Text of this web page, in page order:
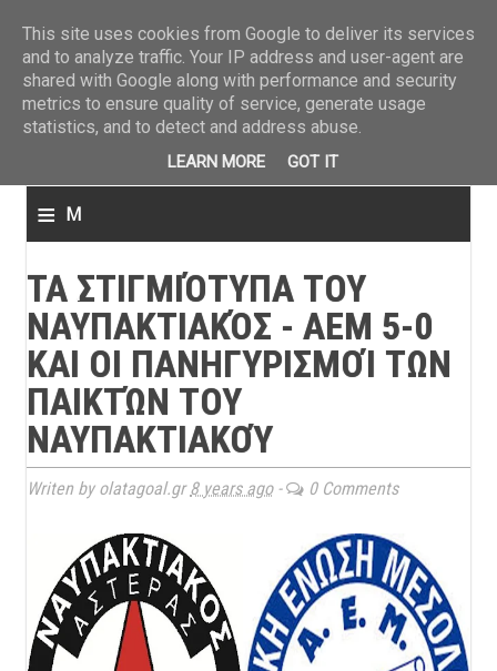
≡ M
n
u
ΤΑ ΣΤΙΓΜΙΌΤΥΠΑ ΤΟΥ
ΝΑΥΠΑΚΤΙΑΚΌΣ - ΑΕΜ 5-0
ΚΑΙ ΟΙ ΠΑΝΗΓΥΡΙΣΜΟΊ ΤΩΝ
ΠΑΙΚΤΏΝ ΤΟΥ
ΝΑΥΠΑΚΤΙΑΚΟΎ
Writen by olatagoal.gr8 years ago- 0 Comments
This site uses cookies from Google to deliver its services
and to analyze traffic. Your IP address and user-agent are
shared with Google along with performance and security
metrics to ensure quality of service, generate usage
statistics, and to detect and address abuse.
LEARN MORE GOT IT